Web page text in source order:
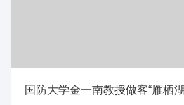
国防大学金一南教授做客“雁栖